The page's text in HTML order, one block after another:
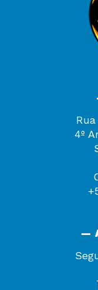
4º
—